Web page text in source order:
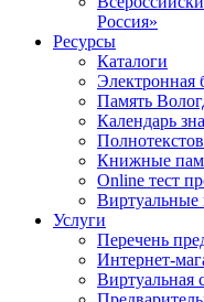
Россия»
Ресурсы
Каталоги
Электронная
Память
Календарь
Книжные
Online тест
Виртуальные
Услуги
Перечень
Интернет-
Виртуальная